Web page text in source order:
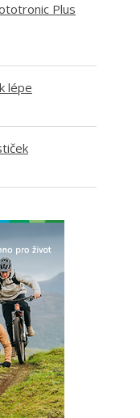
Plus
lépe